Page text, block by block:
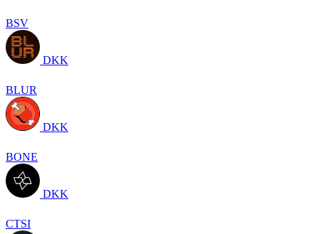
BSV
DKK
BLUR
DKK
BONE
DKK
CTSI